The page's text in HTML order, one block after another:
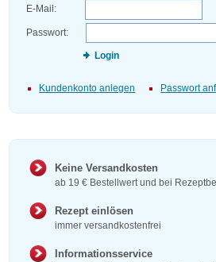
E-Mail:
Passwort:
Login
Kundenkonto anlegen Passwort
Keine Versandkosten
ab 19 € Bestellwert und bei
Rezept einlösen
immer versandkostenfrei
Informationsservice